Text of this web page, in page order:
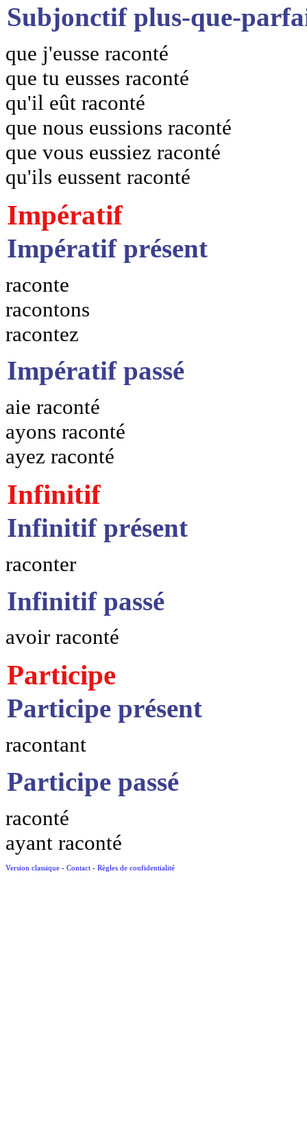
Subjonctif plus-que-
que j'eusse raconté
que tu eusses raconté
qu'il eût raconté
que nous eussions raconté
que vous eussiez raconté
qu'ils eussent raconté
Impératif
Impératif présent
raconte
racontons
racontez
Impératif passé
aie raconté
ayons raconté
ayez raconté
Infinitif
Infinitif présent
raconter
Infinitif passé
avoir raconté
Participe
Participe présent
racontant
Participe passé
raconté
ayant raconté
Version classique - Contact - Règles de confidentialité